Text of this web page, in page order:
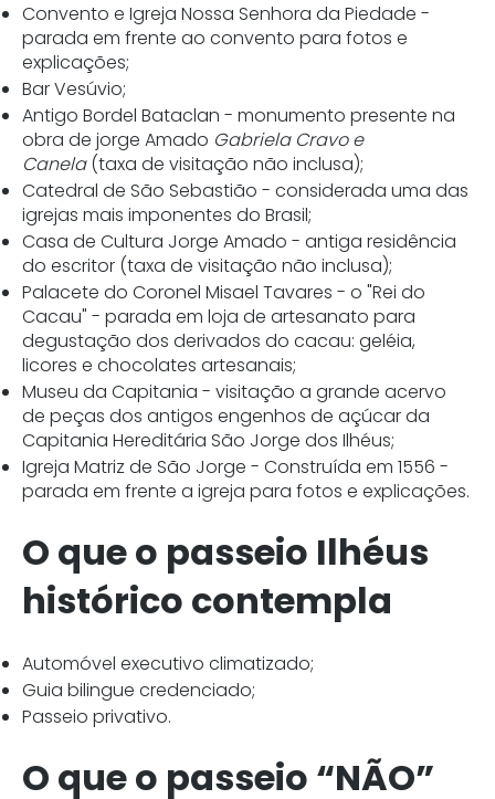
Convento e Igreja Nossa Senhora da Piedade -
parada em frente ao convento para fotos e
explicações;
Bar Vesúvio;
Antigo Bordel Bataclan - monumento presente na
obra de jorge Amado Gabriela Cravo e
Canela(taxa de visitação não inclusa);
Catedral de São Sebastião - considerada uma das
igrejas mais imponentes do Brasil;
Casa de Cultura Jorge Amado - antiga residência
do escritor (taxa de visitação não inclusa);
Palacete do Coronel Misael Tavares - o "Rei do
Cacau" - parada em loja de artesanato para
degustação dos derivados do cacau: geléia,
licores e chocolates artesanais;
Museu da Capitania - visitação a grande acervo
de peças dos antigos engenhos de açúcar da
Capitania Hereditária São Jorge dos Ilhéus;
Igreja Matriz de São Jorge - Construída em 1556 -
parada em frente a igreja para fotos e explicações.
O que o passeio Ilhéus
histórico contempla
Automóvel executivo climatizado;
Guia bilingue credenciado;
Passeio privativo.
O que o passeio “NÃO”